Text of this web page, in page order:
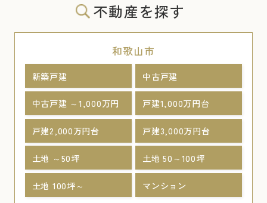
不動産を探す
和歌山市
新築戸建 中古戸建
中古戸建 ～1,000万円 戸建1,000万円台
戸建2,000万円台 戸建3,000万円台
土地 ～50坪 土地 50～100坪
土地 100坪～ マンション